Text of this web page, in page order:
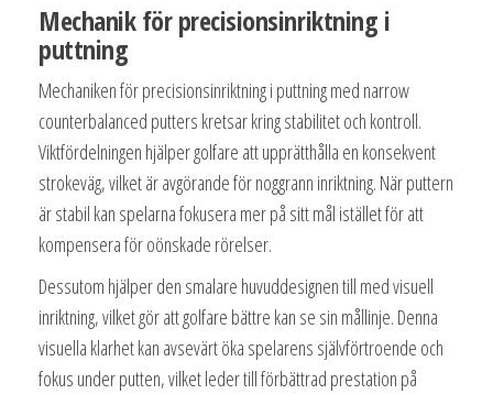
Mechanik för precisionsinriktning i
puttning
Mechaniken för precisionsinriktning i puttning med narrow
counterbalanced putters kretsar kring stabilitet och kontroll.
Viktfördelningen hjälper golfare att upprätthålla en konsekvent
strokeväg, vilket är avgörande för noggrann inriktning. När puttern
är stabil kan spelarna fokusera mer på sitt mål istället för att
kompensera för oönskade rörelser.
Dessutom hjälper den smalare huvuddesignen till med visuell
inriktning, vilket gör att golfare bättre kan se sin mållinje. Denna
visuella klarhet kan avsevärt öka spelarens självförtroende och
fokus under putten, vilket leder till förbättrad prestation på